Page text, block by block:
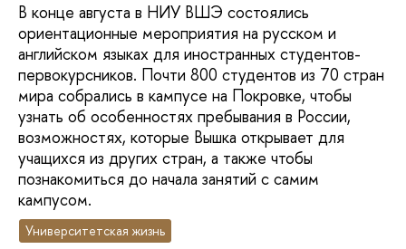
В конце августа в НИУ ВШЭ состоялись
ориентационные мероприятия на русском и
английском языках для иностранных студентов-
первокурсников. Почти 800 студентов из 70 стран
мира собрались в кампусе на Покровке, чтобы
узнать об особенностях пребывания в России,
возможностях, которые Вышка открывает для
учащихся из других стран, а также чтобы
познакомиться до начала занятий с самим
кампусом.
Университетская жизнь